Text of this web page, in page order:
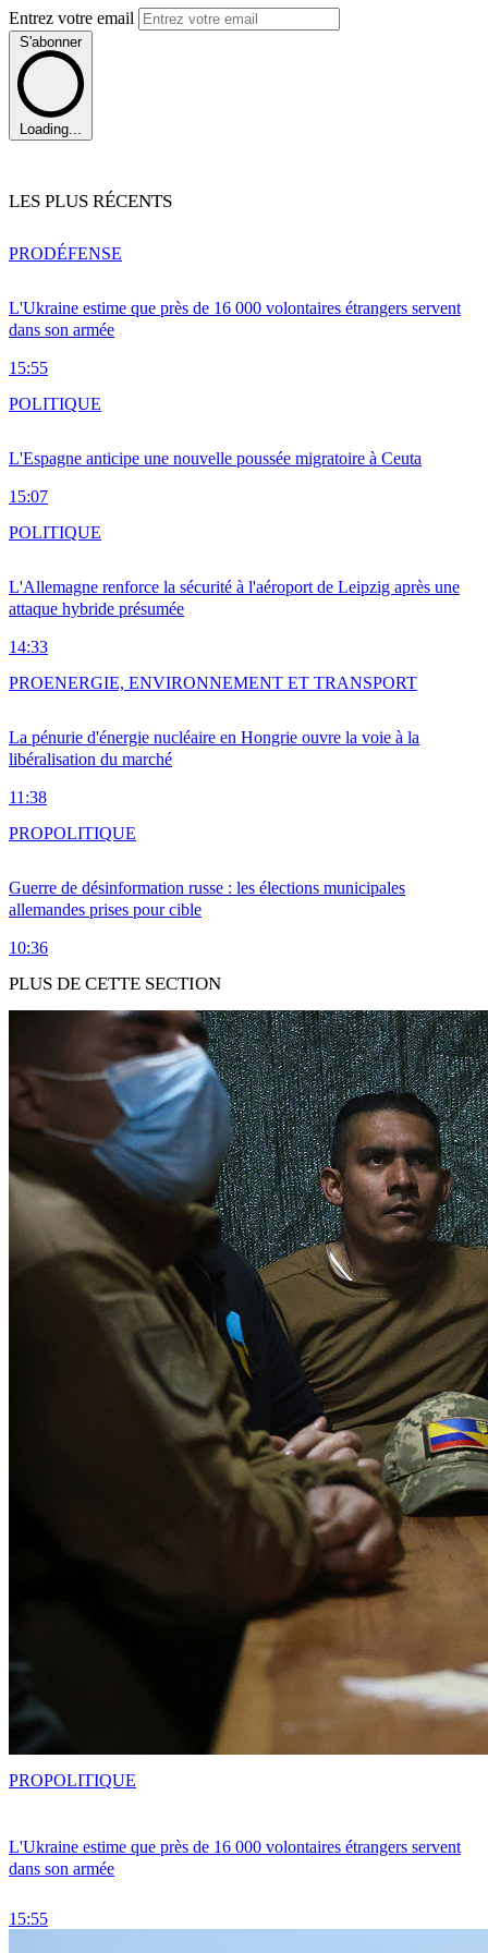
Entrez votre email
S'abonner
Loading...
LES PLUS RÉCENTS
L'Ukraine estime que près de 16 000 volontaires étrangers servent
dans son armée
15:55
PRODÉFENSE
L'Espagne anticipe une nouvelle poussée migratoire à Ceuta
15:07
POLITIQUE
L'Allemagne renforce la sécurité à l'aéroport de Leipzig après une
attaque hybride présumée
14:33
POLITIQUE
La pénurie d'énergie nucléaire en Hongrie ouvre la voie à la
libéralisation du marché
11:38
PROENERGIE, ENVIRONNEMENT ET TRANSPORT
Guerre de désinformation russe : les élections municipales
allemandes prises pour cible
10:36
PROPOLITIQUE
PLUS DE CETTE SECTION
L'Ukraine estime que près de 16 000 volontaires étrangers servent
dans son armée
15:55
PROPOLITIQUE